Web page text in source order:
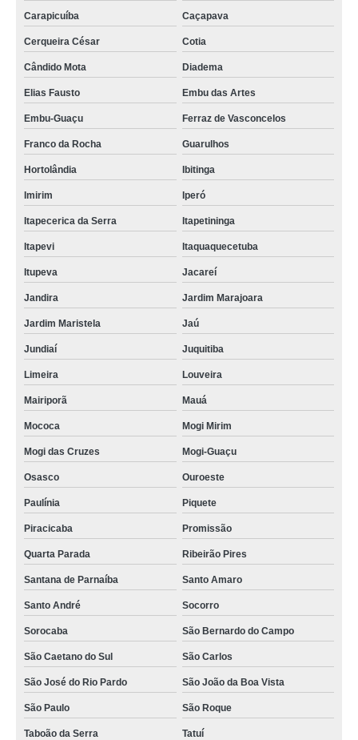
Carapicuíba Caçapava
Cerqueira César Cotia
Cândido Mota Diadema
Elias Fausto Embu das Artes
Embu-Guaçu Ferraz de Vasconcelos
Franco da Rocha Guarulhos
Hortolândia Ibitinga
Imirim Iperó
Itapecerica da Serra Itapetininga
Itapevi Itaquaquecetuba
Itupeva Jacareí
Jandira Jardim Marajoara
Jardim Maristela Jaú
Jundiaí Juquitiba
Limeira Louveira
Mairiporã Mauá
Mococa Mogi Mirim
Mogi das Cruzes Mogi-Guaçu
Osasco Ouroeste
Paulínia Piquete
Piracicaba Promissão
Quarta Parada Ribeirão Pires
Santana de Parnaíba Santo Amaro
Santo André Socorro
Sorocaba São Bernardo do Campo
São Caetano do Sul São Carlos
São José do Rio Pardo São João da Boa Vista
São Paulo São Roque
Taboão da Serra Tatuí